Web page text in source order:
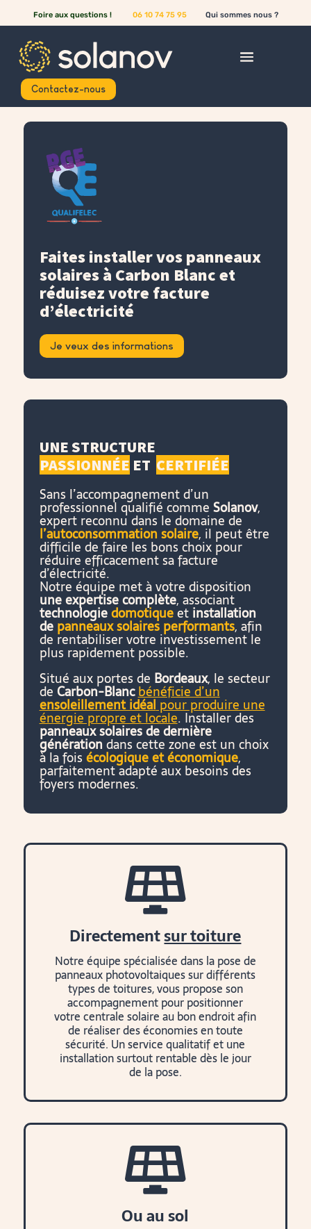
Foire aux questions ! 06 10 74 75 95 Qui sommes nous ?
Contactez-nous
Faites installer vos panneaux
solaires à Carbon Blanc et
réduisez votre facture
d’électricité
Je veux des informations
UNE STRUCTURE
PASSIONNÉE ET CERTIFIÉE
Sans l’accompagnement d’un
professionnel qualifié comme Solanov,
expert reconnu dans le domaine de
l’autoconsommation solaire, il peut être
difficile de faire les bons choix pour
réduire efficacement sa facture
d’électricité.
Notre équipe met à votre disposition
une expertise complète, associant
technologiedomotiqueet installation
de panneaux solaires performants, afin
de rentabiliser votre investissement le
plus rapidement possible.
Situé aux portes de Bordeaux, le secteur
de Carbon-Blancbénéficie d’un
ensoleillement idéalpour produire une
énergie propre et locale. Installer des
panneaux solaires de dernière
génération dans cette zone est un choix
à la fois écologique et économique,
parfaitement adapté aux besoins des
foyers modernes.

Directementsur toiture
Notre équipe spécialisée dans la pose de
panneaux photovoltaiques sur différents
types de toitures, vous propose son
accompagnement pour positionner
votre centrale solaire au bon endroit afin
de réaliser des économies en toute
sécurité. Un service qualitatif et une
installation surtout rentable dès le jour
de la pose.

Ou au sol